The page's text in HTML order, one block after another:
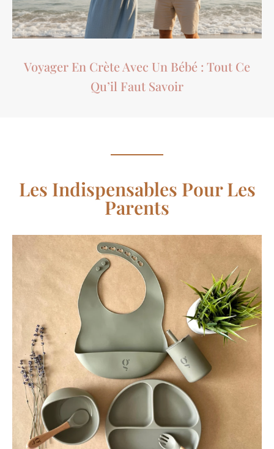
Voyager En Crète Avec Un Bébé : Tout Ce
Qu’il Faut Savoir
Les Indispensables Pour Les
Parents